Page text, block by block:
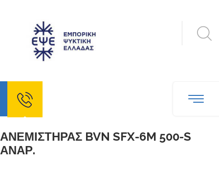
ΑΝΕΜΙΣΤΗΡΑΣ BVN SFX-6M 500-S
ΑΝΑΡ.